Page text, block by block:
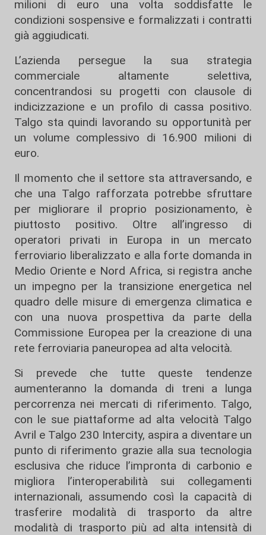
milioni di euro una volta soddisfatte le
condizioni sospensive e formalizzati i contratti
già aggiudicati.
L’azienda persegue la sua strategia
commerciale altamente selettiva,
concentrandosi su progetti con clausole di
indicizzazione e un profilo di cassa positivo.
Talgo sta quindi lavorando su opportunità per
un volume complessivo di 16.900 milioni di
euro.
Il momento che il settore sta attraversando, e
che una Talgo rafforzata potrebbe sfruttare
per migliorare il proprio posizionamento, è
piuttosto positivo. Oltre all’ingresso di
operatori privati ​​in Europa in un mercato
ferroviario liberalizzato e alla forte domanda in
Medio Oriente e Nord Africa, si registra anche
un impegno per la transizione energetica nel
quadro delle misure di emergenza climatica e
con una nuova prospettiva da parte della
Commissione Europea per la creazione di una
rete ferroviaria paneuropea ad alta velocità.
Si prevede che tutte queste tendenze
aumenteranno la domanda di treni a lunga
percorrenza nei mercati di riferimento. Talgo,
con le sue piattaforme ad alta velocità Talgo
Avril e Talgo 230 Intercity, aspira a diventare un
punto di riferimento grazie alla sua tecnologia
esclusiva che riduce l’impronta di carbonio e
migliora l’interoperabilità sui collegamenti
internazionali, assumendo così la capacità di
trasferire modalità di trasporto da altre
modalità di trasporto più ad alta intensità di